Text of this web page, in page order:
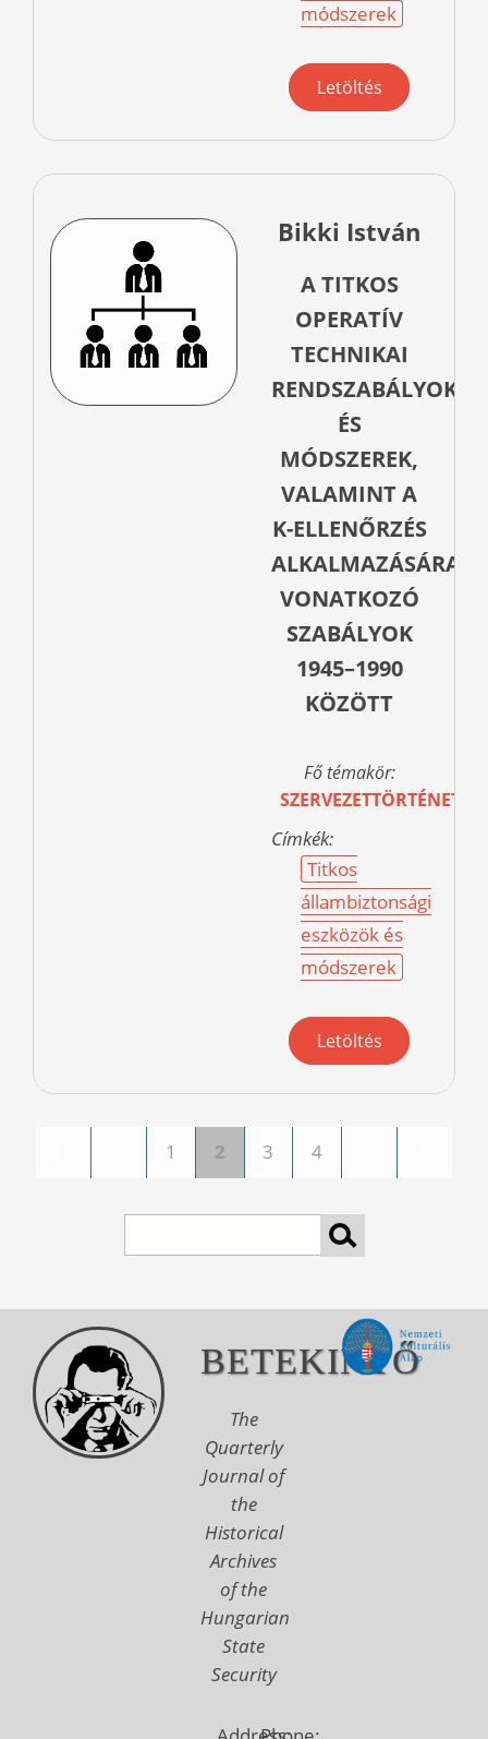
módszerek
Letöltés
Bikki István
A TITKOS
OPERATÍV
TECHNIKAI
RENDSZABÁLYOK
ÉS
MÓDSZEREK,
VALAMINT A
K-ELLENŐRZÉS
ALKALMAZÁSÁRA
VONATKOZÓ
SZABÁLYOK
1945–1990
KÖZÖTT
Fő témakör:
SZERVEZETTÖRTÉNET
Címkék:
Titkos
állambiztonsági
eszközök és
módszerek
Letöltés
Pages 1 2 3 4
BETEKINTŐ
The
Quarterly
Journal of
the
Historical
Archives
of the
Hungarian
State
Security